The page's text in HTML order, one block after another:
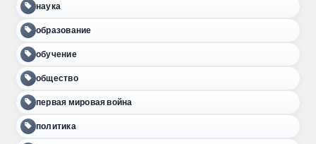
наука
образование
обучение
общество
первая мировая война
политика